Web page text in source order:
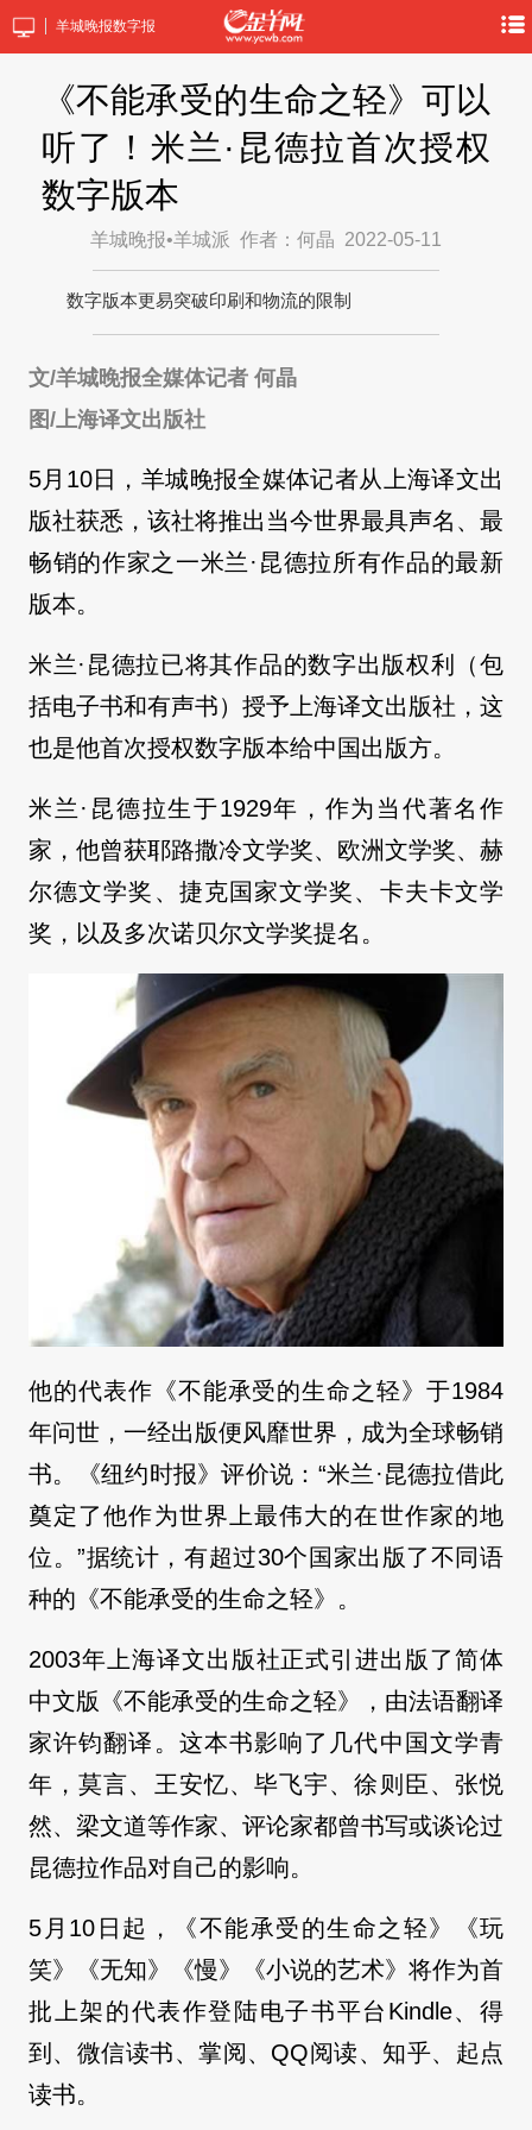
羊城晚报数字报
《不能承受的生命之轻》可以
听了！米兰·昆德拉首次授权
数字版本
羊城晚报•羊城派 作者：何晶 2022-05-11
数字版本更易突破印刷和物流的限制
文/羊城晚报全媒体记者 何晶
图/上海译文出版社
5月10日，羊城晚报全媒体记者从上海译文出
版社获悉，该社将推出当今世界最具声名、最
畅销的作家之一米兰·昆德拉所有作品的最新
版本。
米兰·昆德拉已将其作品的数字出版权利（包
括电子书和有声书）授予上海译文出版社，这
也是他首次授权数字版本给中国出版方。
米兰·昆德拉生于1929年，作为当代著名作
家，他曾获耶路撒冷文学奖、欧洲文学奖、赫
尔德文学奖、捷克国家文学奖、卡夫卡文学
奖，以及多次诺贝尔文学奖提名。
他的代表作《不能承受的生命之轻》于1984
年问世，一经出版便风靡世界，成为全球畅销
书。《纽约时报》评价说：“米兰·昆德拉借此
奠定了他作为世界上最伟大的在世作家的地
位。”据统计，有超过30个国家出版了不同语
种的《不能承受的生命之轻》。
2003年上海译文出版社正式引进出版了简体
中文版《不能承受的生命之轻》，由法语翻译
家许钧翻译。这本书影响了几代中国⽂学青
年，莫言、王安忆、毕飞宇、徐则臣、张悦
然、梁文道等作家、评论家都曾书写或谈论过
昆德拉作品对自己的影响。
5月10日起，《不能承受的生命之轻》《玩
笑》《无知》《慢》《小说的艺术》将作为首
批上架的代表作登陆电子书平台Kindle、得
到、微信读书、掌阅、QQ阅读、知乎、起点
读书。